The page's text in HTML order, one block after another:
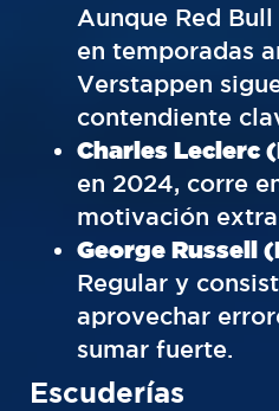
Aunque Red
en temporadas
Verstappen
contendiente
Charles Leclerc
en 2024, corre
motivación
George Russell
Regular y
aprovechar
sumar fuerte.
Escuderías